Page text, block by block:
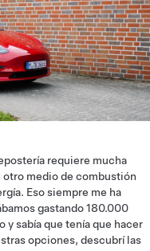
requiere mucha
medio de combustión
Eso siempre me ha
gastando 180.000
y sabía que tenía que hacer
opciones, descubrí las